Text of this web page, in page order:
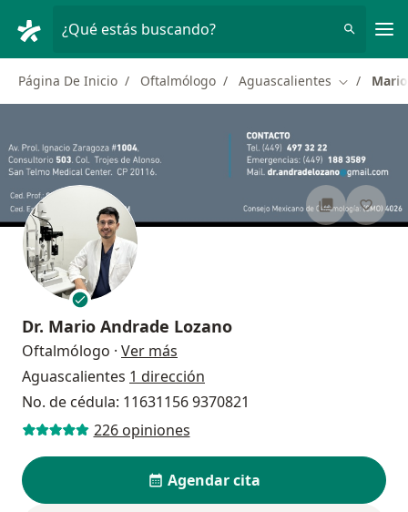
¿Qué estás buscando?
Página De Inicio Oftalmólogo Aguascalientes Cambiar
Dr. Mario Andrade Lozano
Oftalmólogo · Ver más
Aguascalientes 1 dirección
No. de cédula: 11631156 9370821
226 opiniones
Agendar cita